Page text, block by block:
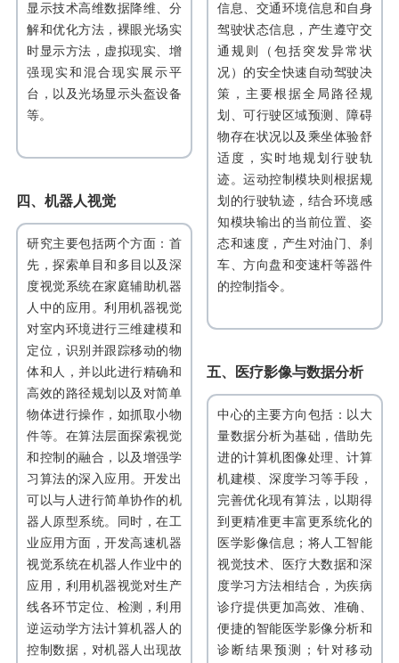
显示技术高维数据降维、分
解和优化方法，裸眼光场实
时显示方法，虚拟现实、增
强现实和混合现实展示平
台，以及光场显示头盔设备
等。
信息、交通环境信息和自身
驾驶状态信息，产生遵守交
通规则（包括突发异常状
况）的安全快速自动驾驶决
策，主要根据全局路径规
划、可行驶区域预测、障碍
物存在状况以及乘坐体验舒
适度，实时地规划行驶轨
迹。运动控制模块则根据规
划的行驶轨迹，结合环境感
知模块输出的当前位置、姿
态和速度，产生对油门、刹
车、方向盘和变速杆等器件
的控制指令。
四、机器人视觉
研究主要包括两个方面：首
先，探索单目和多目以及深
度视觉系统在家庭辅助机器
人中的应用。利用机器视觉
对室内环境进行三维建模和
定位，识别并跟踪移动的物
体和人，并以此进行精确和
高效的路径规划以及对简单
物体进行操作，如抓取小物
件等。在算法层面探索视觉
和控制的融合，以及增强学
习算法的深入应用。开发出
可以与人进行简单协作的机
器人原型系统。同时，在工
业应用方面，开发高速机器
视觉系统在机器人作业中的
应用，利用机器视觉对生产
线各环节定位、检测，利用
逆运动学方法计算机器人的
控制数据，对机器人出现故
五、医疗影像与数据分析
中心的主要方向包括：以大
量数据分析为基础，借助先
进的计算机图像处理、计算
机建模、深度学习等手段，
完善优化现有算法，以期得
到更精准更丰富更系统化的
医学影像信息；将人工智能
视觉技术、医疗大数据和深
度学习方法相结合，为疾病
诊疗提供更加高效、准确、
便捷的智能医学影像分析和
诊断结果预测；针对移动